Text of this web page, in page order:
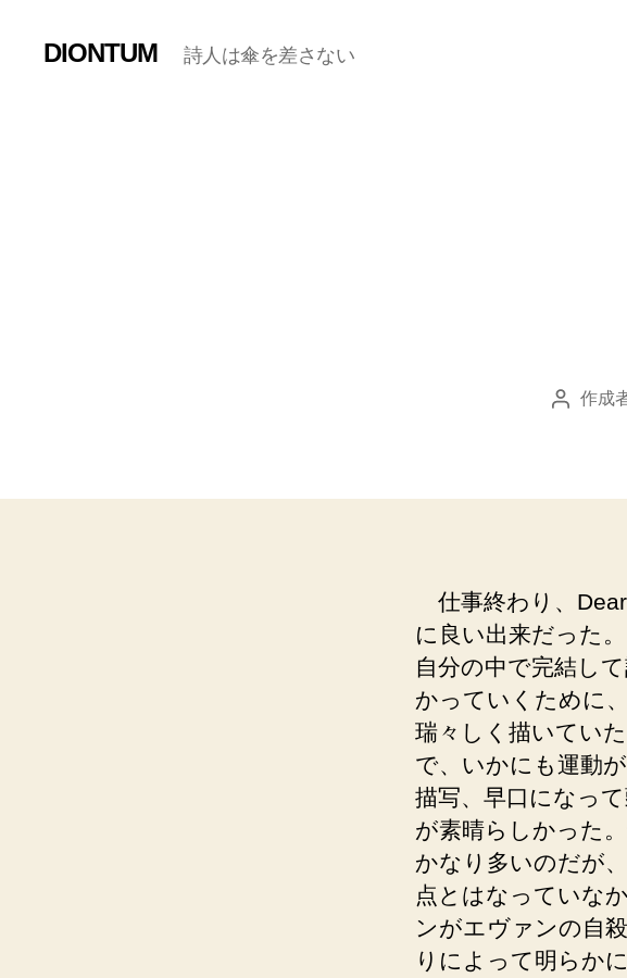
DIONTUM 詩人は傘を差さない
投 作成
仕事終わり、
に良い出来だった
自分の中で完結し
かっていくために
瑞々しく描いてい
で、いかにも運動
描写、早口になっ
が素晴らしかった
かなり多いのだが
点とはなっていな
ンがエヴァンの自
りによって明らか